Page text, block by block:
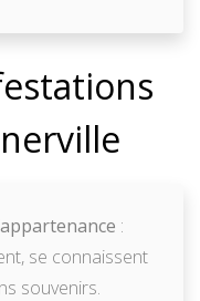
:
se connaissent
souvenirs.